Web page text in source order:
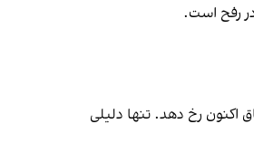
رفح است.
اکنون رخ دهد. تنها دلیلی